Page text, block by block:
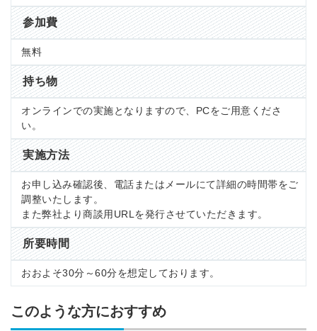
参加費
無料
持ち物
オンラインでの実施となりますので、PCをご用意くださ
い。
実施方法
お申し込み確認後、電話またはメールにて詳細の時間帯をご
調整いたします。
また弊社より商談用URLを発行させていただきます。
所要時間
おおよそ30分～60分を想定しております。
このような方におすすめ